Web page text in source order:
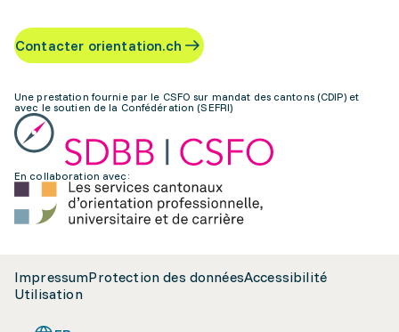
Contacter orientation.ch
Une prestation fournie par le CSFO sur mandat des cantons (CDIP) et
avec le soutien de la Confédération (SEFRI)
En collaboration avec:
ImpressumProtection des donnéesAccessibilité
Utilisation